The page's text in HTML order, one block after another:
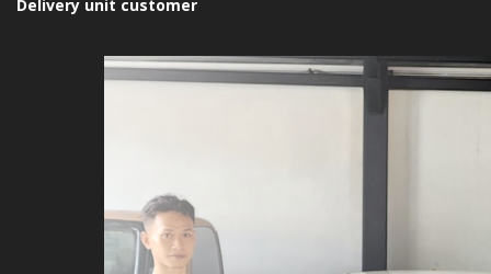
Delivery unit customer